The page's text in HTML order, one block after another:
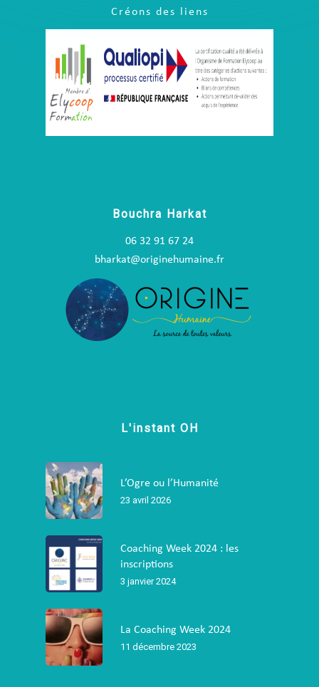
Créons des liens
Bouchra Harkat
06 32 91 67 24
bharkat@originehumaine.fr
L'instant OH
L’Ogre ou l’Humanité
23 avril 2026
Coaching Week 2024 : les
inscriptions
3 janvier 2024
La Coaching Week 2024
11 décembre 2023